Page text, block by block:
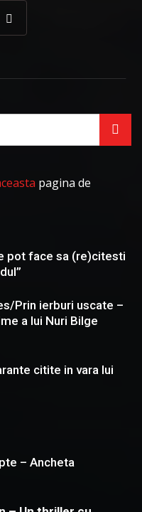
pagina de
pot face sa (re)citesti
Prin ierburi uscate –
a lui Nuri Bilge
citite in vara lui
– Ancheta